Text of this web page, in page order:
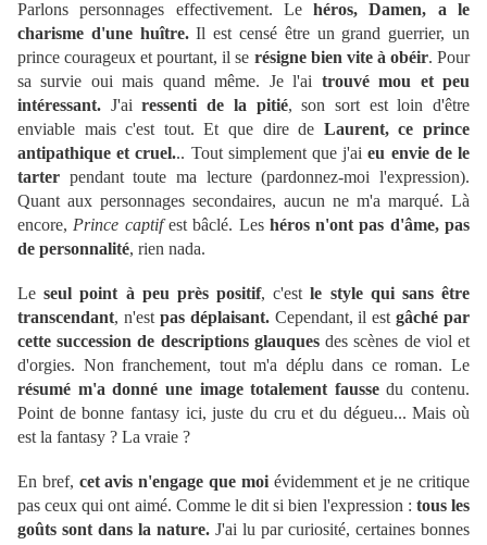
Parlons personnages effectivement. Lehéros, Damen, a le
charisme d'une huître.Il est censé être un grand guerrier, un
prince courageux et pourtant, il se résigne bien vite à obéir. Pour
sa survie oui mais quand même. Je l'ai trouvé mou et peu
intéressant. J'airessenti de la pitié, son sort est loin d'être
enviable mais c'est tout. Et que dire de Laurent, ce prince
antipathique et cruel... Tout simplement que j'aieu envie de le
tarter pendant toute ma lecture (pardonnez-moi l'expression).
Quant aux personnages secondaires, aucun ne m'a marqué. Là
encore, Prince captifest bâclé. Les héros n'ont pas d'âme, pas
de personnalité, rien nada.
Leseul point à peu près positif, c'estle style qui sans être
transcendant, n'estpas déplaisant.Cependant, il estgâché par
cette succession de descriptions glauquesdes scènes de viol et
d'orgies. Non franchement, tout m'a déplu dans ce roman. Le
résumé m'a donné une image totalement faussedu contenu.
Point de bonne fantasy ici, juste du cru et du dégueu... Mais où
est la fantasy ? La vraie ?
En bref, cet avis n'engage que moi évidemment et je ne critique
pas ceux qui ont aimé. Comme le dit si bien l'expression : tous les
goûts sont dans la nature. J'ai lu par curiosité, certaines bonnes